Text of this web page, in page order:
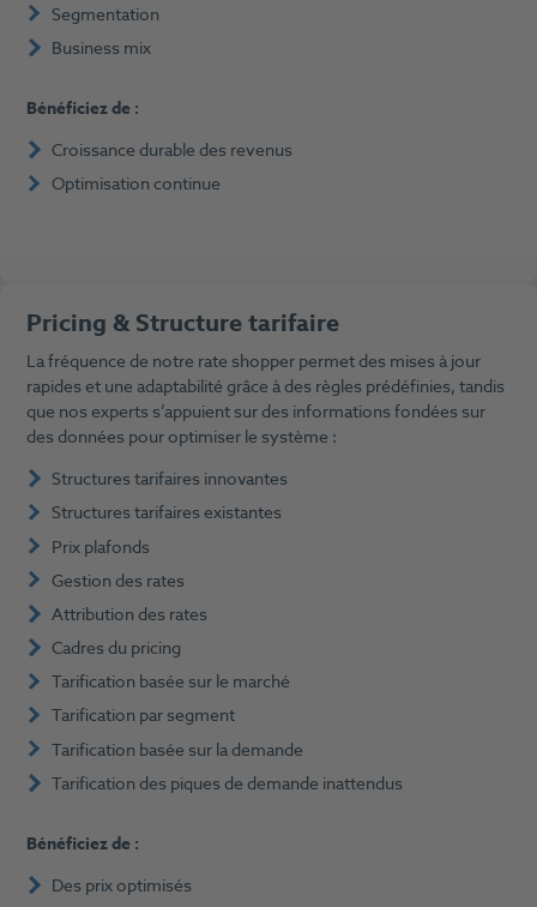
Segmentation
Business mix
Bénéficiez de :
Croissance durable des revenus
Optimisation continue
Pricing & Structure tarifaire
La fréquence de notre rate shopper permet des mises à jour
rapides et une adaptabilité grâce à des règles prédéfinies, tandis
que nos experts s’appuient sur des informations fondées sur
des données pour optimiser le système :
Structures tarifaires innovantes
Structures tarifaires existantes
Prix plafonds
Gestion des rates
Attribution des rates
Cadres du pricing
Tarification basée sur le marché
Tarification par segment
Tarification basée sur la demande
Tarification des piques de demande inattendus
Bénéficiez de :
Des prix optimisés